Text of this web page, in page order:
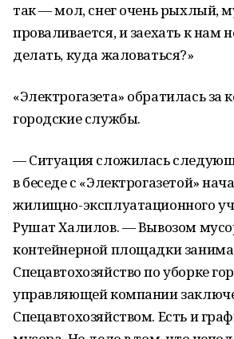
так — мол, снег очень рыхлый,
проваливается, и заехать к нам
делать, куда жаловаться?»
«Электрогазета» обратилась
городские службы.
— Ситуация сложилась
в беседе с «Электрогазетой»
жилищно-эксплуатационного
Рушат Халилов. — Вывозом
контейнерной площадки
Спецавтохозяйство по уборке
управляющей компании
Спецавтохозяйством. Есть и